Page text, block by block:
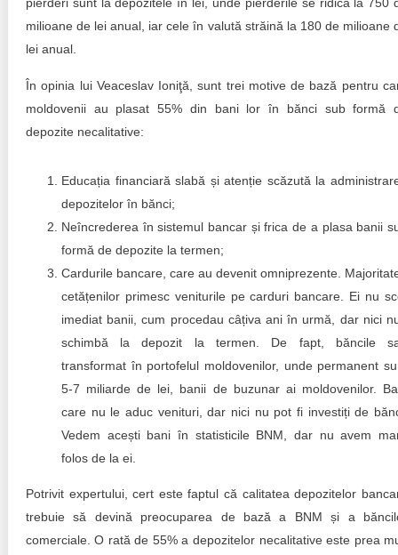
milioane de lei anual, iar cele în valută străină la 180 de milioane
lei anual.
În opinia lui Veaceslav Ioniţă, sunt trei motive de bază pentru
moldovenii au plasat 55% din bani lor în bănci sub formă
depozite necalitative:
Educația financiară slabă și atenție scăzută la
depozitelor în bănci;
Neîncrederea în sistemul bancar și frica de a plasa banii
formă de depozite la termen;
Cardurile bancare, care au devenit omniprezente.
cetățenilor primesc veniturile pe carduri bancare. Ei nu
imediat banii, cum procedau câțiva ani în urmă, dar nici
schimbă la depozit la termen. De fapt, băncile
transformat în portofelul moldovenilor, unde permanent
5-7 miliarde de lei, banii de buzunar ai moldovenilor.
care nu le aduc venituri, dar nici nu pot fi investiți de
Vedem acești bani în statisticile BNM, dar nu avem
folos de la ei.
Potrivit expertului, cert este faptul că calitatea depozitelor
trebuie să devină preocuparea de bază a BNM și a
comerciale. O rată de 55% a depozitelor necalitative este prea